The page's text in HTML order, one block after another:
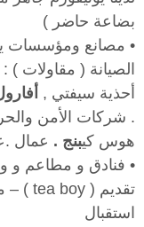
بضاعة حاضر )
• مصانع ومؤسسات
الصيانة ( مقاولات –
أحذية سيفتي ,
. شركات الأمن
هوس كيبنج . عمال .
• فنادق و مطاعم و
تقديم ( tea boy ) –
استقبال